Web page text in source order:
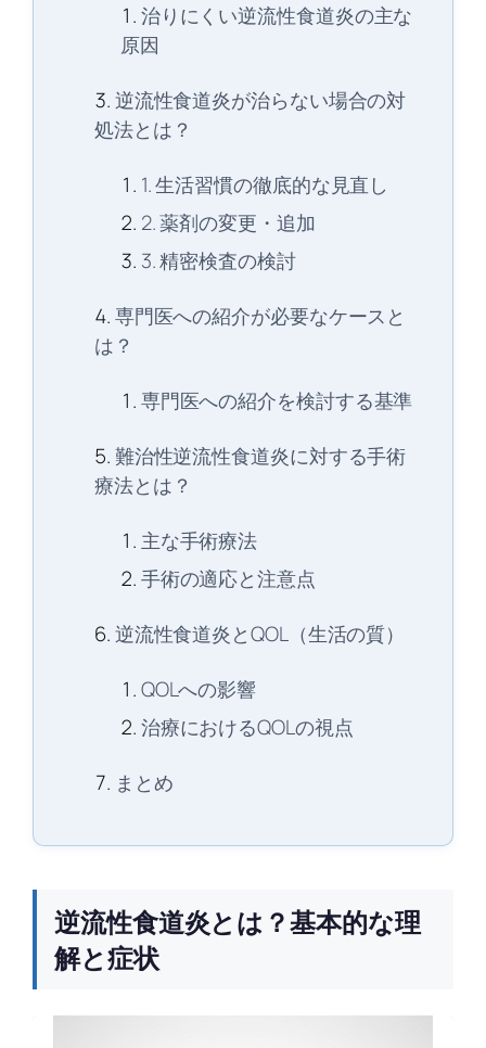
治りにくい逆流性食道炎の主な
原因
逆流性食道炎が治らない場合の対
処法とは？
1. 生活習慣の徹底的な見直し
2. 薬剤の変更・追加
3. 精密検査の検討
専門医への紹介が必要なケースと
は？
専門医への紹介を検討する基準
難治性逆流性食道炎に対する手術
療法とは？
主な手術療法
手術の適応と注意点
逆流性食道炎とQOL（生活の質）
QOLへの影響
治療におけるQOLの視点
まとめ
逆流性食道炎とは？基本的な理
解と症状